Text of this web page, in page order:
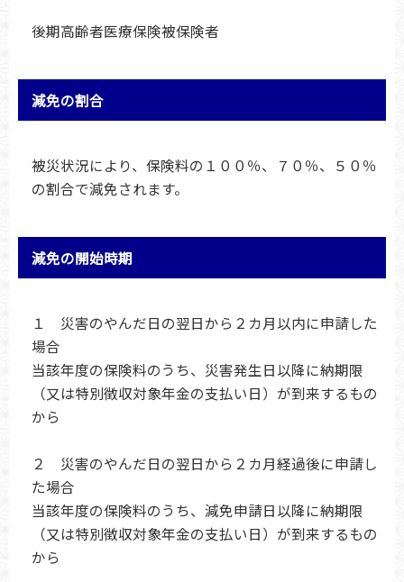
後期高齢者医療保険被保険者
減免の割合
被災状況により、保険料の１００％、７０％、５０％
の割合で減免されます。
減免の開始時期
１ 災害のやんだ日の翌日から２カ月以内に申請した
場合
当該年度の保険料のうち、災害発生日以降に納期限
（又は特別徴収対象年金の支払い日）が到来するもの
から
２ 災害のやんだ日の翌日から２カ月経過後に申請し
た場合
当該年度の保険料のうち、減免申請日以降に納期限
（又は特別徴収対象年金の支払い日）が到来するもの
から